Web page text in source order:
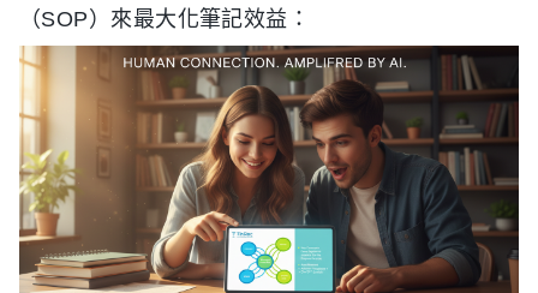
（SOP）來最大化筆記效益：